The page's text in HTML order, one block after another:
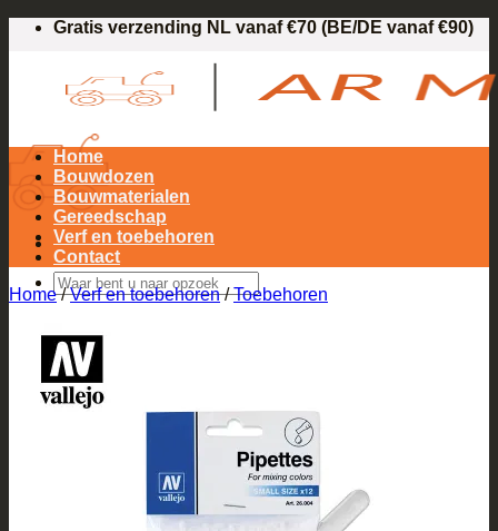
Gratis verzending NL vanaf €70 (BE/DE vanaf €90)
Zoeken
naar:
Login / Registreren
Home
Bouwdozen
Bouwmaterialen
Gereedschap
Verf en toebehoren
Contact
Home / Verf en toebehoren / Toebehoren